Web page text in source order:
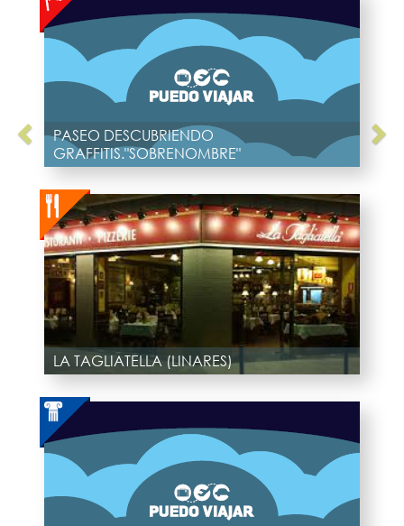
PASEO DESCUBRIENDO
GRAFFITIS."SOBRENOMBRE"
LA TAGLIATELLA (LINARES)